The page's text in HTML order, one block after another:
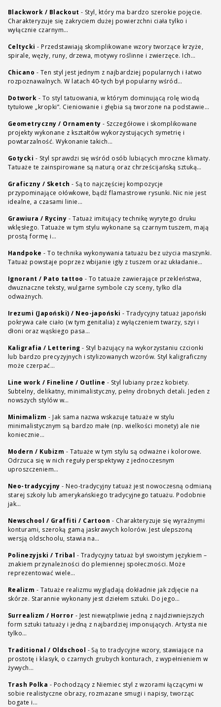
Blackwork / Blackout - Styl, który ma bardzo szerokie pojęcie.
Charakteryzuje się zakryciem dużej powierzchni ciała tylko i
wyłącznie czarnym…
Celtycki - Przedstawiają skomplikowane wzory tworzące krzyże,
spirale, węzły, runy, drzewa, motywy roślinne i zwierzęce. Ich…
Chicano - Ten styl jest jednym z najbardziej popularnych i łatwo
rozpoznawalnych. W latach 40-tych był popularny wśród…
Dotwork - To styl tatuowania, w którym dominującą rolę wiodą
tytułowe „kropki”. Cieniowanie i głębia są tworzone na podstawie…
Geometryczny / Ornamenty - Szczegółowe i skomplikowane
projekty wykonane z kształtów wykorzystujących symetrię i
powtarzalność. Wykonanie takich…
Gotycki - Styl sprawdzi się wśród osób lubiących mroczne klimaty.
Tatuaże te zainspirowane są naturą oraz chrześcijańską sztuką…
Graficzny / Sketch - Są to najczęściej kompozycje
przypominające ołówkowe, bądź flamastrowe rysunki. Nic nie jest
idealne, a czasami linie…
Grawiura / Ryciny - Tatuaż imitujący technikę wyrytego druku
wklęsłego. Tatuaże w tym stylu wykonane są czarnym tuszem, mają
prostą formę i…
Handpoke - To technika wykonywania tatuażu bez użycia maszynki.
Tatuaż powstaje poprzez wbijanie igły z tuszem oraz układanie…
Ignorant / Pato tattoo - To tatuaże zawierające przekleństwa,
dwuznaczne teksty, wulgarne symbole czy sceny, tylko dla
odważnych.
Irezumi (Japoński) / Neo-japoński - Tradycyjny tatuaż japoński
pokrywa całe ciało (w tym genitalia) z wyłączeniem twarzy, szyi i
dłoni oraz wąskiego pasa…
Kaligrafia / Lettering - Styl bazujący na wykorzystaniu czcionki
lub bardzo precyzyjnych i stylizowanych wzorów. Styl kaligraficzny
może czerpać…
Line work / Fineline / Outline - Styl lubiany przez kobiety.
Subtelny, delikatny, minimalistyczny, pełny drobnych detali. Jeden z
nowszych stylów w…
Minimalizm - Jak sama nazwa wskazuje tatuaże w stylu
minimalistycznym są bardzo małe (np. wielkości monety) ale nie
koniecznie…
Modern / Kubizm - Tatuaże w tym stylu są odważne i kolorowe.
Odrzuca się w nich reguły perspektywy z jednoczesnym
uproszczeniem…
Neo-tradycyjny - Neo-tradycyjny tatuaż jest nowoczesną odmianą
starej szkoły lub amerykańskiego tradycyjnego tatuażu. Podobnie
jak…
Newschool / Graffiti / Cartoon - Charakteryzuje się wyraźnymi
konturami, szeroką gamą jaskrawych kolorów. Jest ulepszoną
wersją oldschoolu, stawia na…
Polinezyjski / Tribal - Tradycyjny tatuaż był swoistym językiem –
znakiem przynależności do plemiennej społeczności. Może
reprezentować wiele…
Realizm - Tatuaże realizmu wyglądają dokładnie jak zdjęcie na
skórze. Starannie wykonany jest dziełem sztuki. Do jego…
Surrealizm / Horror - Jest niewątpliwie jedną z najdziwniejszych
form sztuki tatuaży i jedną z najbardziej imponujących. Artysta nie
tylko…
Traditional / Oldschool - Są to tradycyjne wzory, stawiające na
prostotę i klasyk, o czarnych grubych konturach, z wypełnieniem w
żywych…
Trash Polka - Pochodzący z Niemiec styl z wzorami łączącymi w
sobie realistyczne obrazy, rozmazane smugi i napisy, tworząc
bogate i…